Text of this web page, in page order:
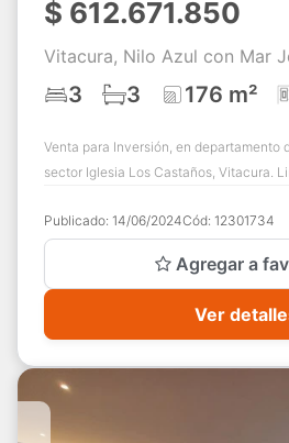
$ 612.671.850
Vitacura, Nilo Azul con Mar
3 3 176 m²
Venta para Inversión, en departamento
sector Iglesia Los Castaños, Vitacura.
Publicado: 14/06/2024Cód: 12301734
Agregar a
Ver